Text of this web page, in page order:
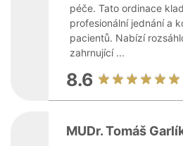
péče. Tato ordinace
profesionální jednání a
pacientů. Nabízí
zahrnující ...
8.6
MUDr. Tomáš